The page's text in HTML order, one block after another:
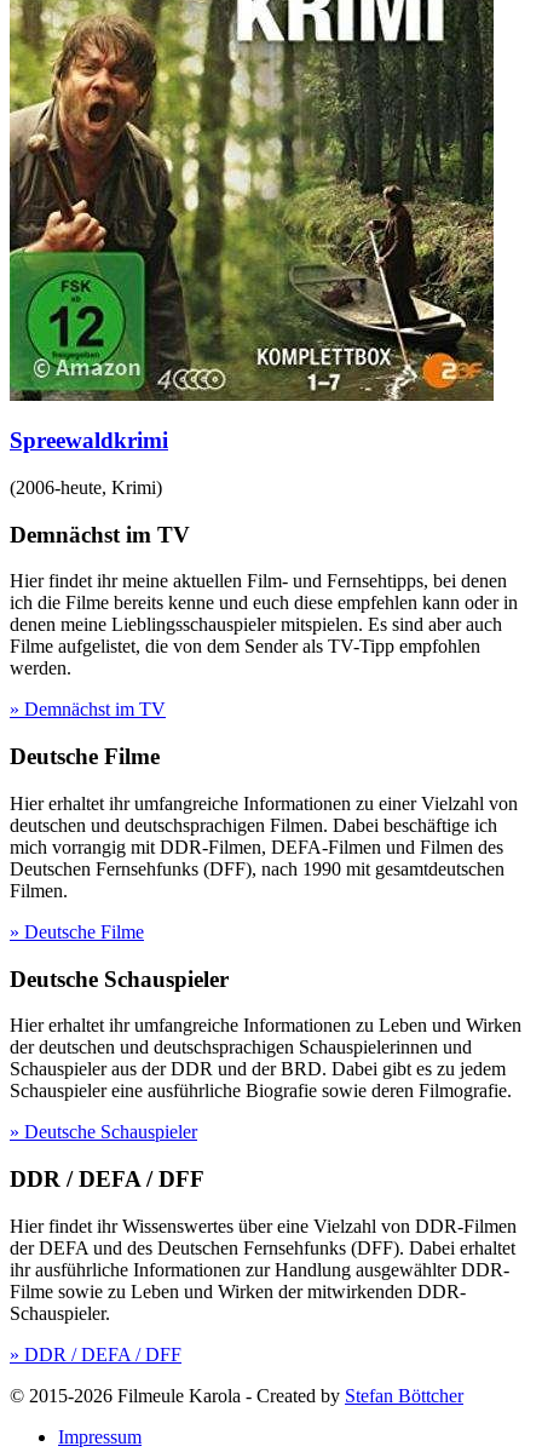
Spreewaldkrimi
(2006-heute, Krimi)
Demnächst im TV
Hier findet ihr meine aktuellen Film- und Fernsehtipps, bei denen
ich die Filme bereits kenne und euch diese empfehlen kann oder in
denen meine Lieblingsschauspieler mitspielen. Es sind aber auch
Filme aufgelistet, die von dem Sender als TV-Tipp empfohlen
werden.
» Demnächst im TV
Deutsche Filme
Hier erhaltet ihr umfangreiche Informationen zu einer Vielzahl von
deutschen und deutschsprachigen Filmen. Dabei beschäftige ich
mich vorrangig mit DDR-Filmen, DEFA-Filmen und Filmen des
Deutschen Fernsehfunks (DFF), nach 1990 mit gesamtdeutschen
Filmen.
» Deutsche Filme
Deutsche Schauspieler
Hier erhaltet ihr umfangreiche Informationen zu Leben und Wirken
der deutschen und deutschsprachigen Schauspielerinnen und
Schauspieler aus der DDR und der BRD. Dabei gibt es zu jedem
Schauspieler eine ausführliche Biografie sowie deren Filmografie.
» Deutsche Schauspieler
DDR / DEFA / DFF
Hier findet ihr Wissenswertes über eine Vielzahl von DDR-Filmen
der DEFA und des Deutschen Fernsehfunks (DFF). Dabei erhaltet
ihr ausführliche Informationen zur Handlung ausgewählter DDR-
Filme sowie zu Leben und Wirken der mitwirkenden DDR-
Schauspieler.
» DDR / DEFA / DFF
© 2015-2026 Filmeule Karola - Created by Stefan Böttcher
Impressum